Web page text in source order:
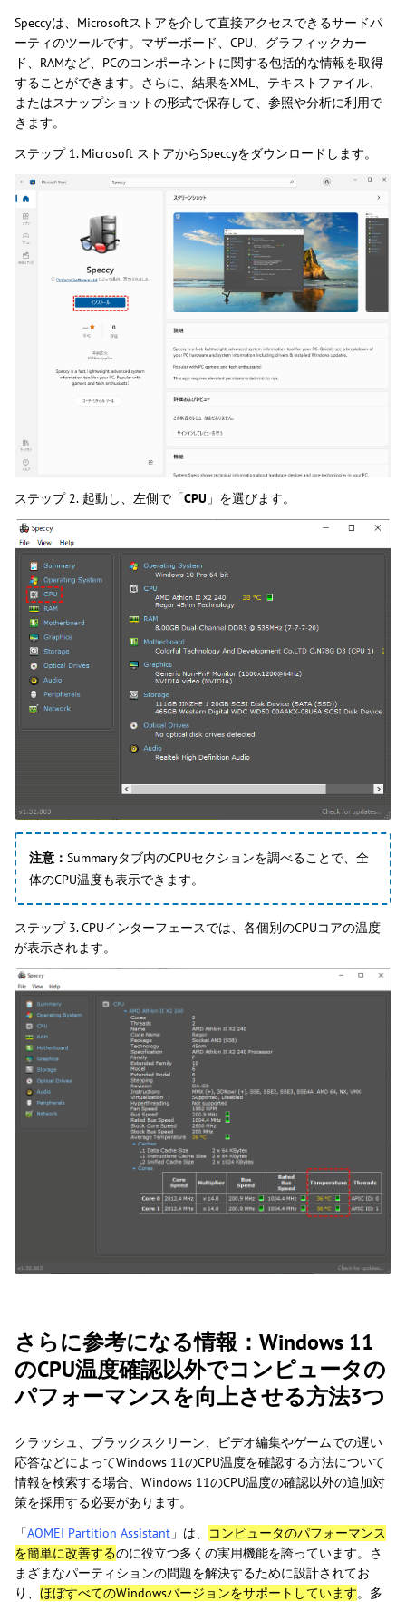
Speccyは、Microsoftストアを介して直接アクセスできるサードパ
ーティのツールです。マザーボード、CPU、グラフィックカー
ド、RAMなど、PCのコンポーネントに関する包括的な情報を取得
することができます。さらに、結果をXML、テキストファイル、
またはスナップショットの形式で保存して、参照や分析に利用で
きます。
ステップ 1. Microsoft ストアからSpeccyをダウンロードします。
ステップ 2. 起動し、左側で「CPU 」を選びます。
注意： Summaryタブ内のCPUセクションを調べることで、全
体のCPU温度も表示できます。
ステップ 3. CPUインターフェースでは、各個別のCPUコアの温度
が表示されます。
さらに参考になる情報：Windows 11
のCPU温度確認以外でコンピュータの
パフォーマンスを向上させる方法3つ
クラッシュ、ブラックスクリーン、ビデオ編集やゲームでの遅い
応答などによってWindows 11のCPU温度を確認する方法について
情報を検索する場合、Windows 11のCPU温度の確認以外の追加対
策を採用する必要があります。
「AOMEI Partition Assistant 」は、
コンピュータのパフォーマンス
を簡単に改善するのに役立つ多くの実用機能を誇っています。さ
まざまなパーティションの問題を解決するために設計されてお
り、 ほぼすべてのWindowsバージョンをサポートしています。多